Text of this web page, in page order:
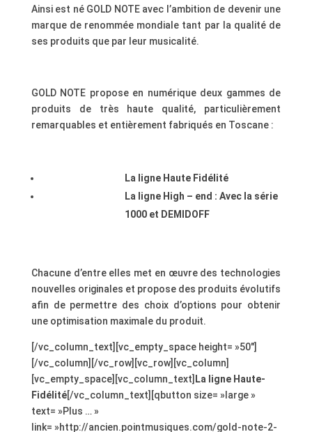
Ainsi est né GOLD NOTE avec l’ambition de devenir une
marque de renommée mondiale tant par la qualité de
ses produits que par leur musicalité.
GOLD NOTE propose en numérique deux gammes de
produits de très haute qualité, particulièrement
remarquables et entièrement fabriqués en Toscane :
La ligne Haute Fidélité
La ligne High – end : Avec la série
1000 et DEMIDOFF
Chacune d’entre elles met en œuvre des technologies
nouvelles originales et propose des produits évolutifs
afin de permettre des choix d’options pour obtenir
une optimisation maximale du produit.
[/vc_column_text][vc_empty_space height= »50″]
[/vc_column][/vc_row][vc_row][vc_column]
[vc_empty_space][vc_column_text] La ligne Haute-
Fidélité[/vc_column_text][qbutton size= »large »
text= »Plus … »
link= »http://ancien.pointmusiques.com/gold-note-2-